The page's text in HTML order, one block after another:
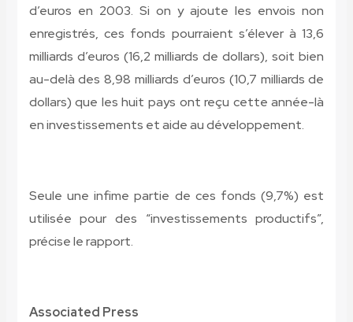
d’euros en 2003. Si on y ajoute les envois non
enregistrés, ces fonds pourraient s’élever à 13,6
milliards d’euros (16,2 milliards de dollars), soit bien
au-delà des 8,98 milliards d’euros (10,7 milliards de
dollars) que les huit pays ont reçu cette année-là
en investissements et aide au développement.
Seule une infime partie de ces fonds (9,7%) est
utilisée pour des “investissements productifs”,
précise le rapport.
Associated Press